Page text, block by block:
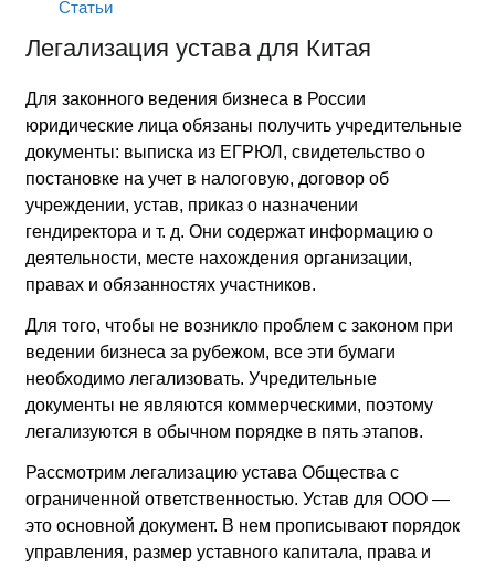
Статьи
Легализация устава для Китая
Для законного ведения бизнеса в России
юридические лица обязаны получить учредительные
документы: выписка из ЕГРЮЛ, свидетельство о
постановке на учет в налоговую, договор об
учреждении, устав, приказ о назначении
гендиректора и т. д. Они содержат информацию о
деятельности, месте нахождения организации,
правах и обязанностях участников.
Для того, чтобы не возникло проблем с законом при
ведении бизнеса за рубежом, все эти бумаги
необходимо легализовать. Учредительные
документы не являются коммерческими, поэтому
легализуются в обычном порядке в пять этапов.
Рассмотрим легализацию устава Общества с
ограниченной ответственностью. Устав для ООО —
это основной документ. В нем прописывают порядок
управления, размер уставного капитала, права и